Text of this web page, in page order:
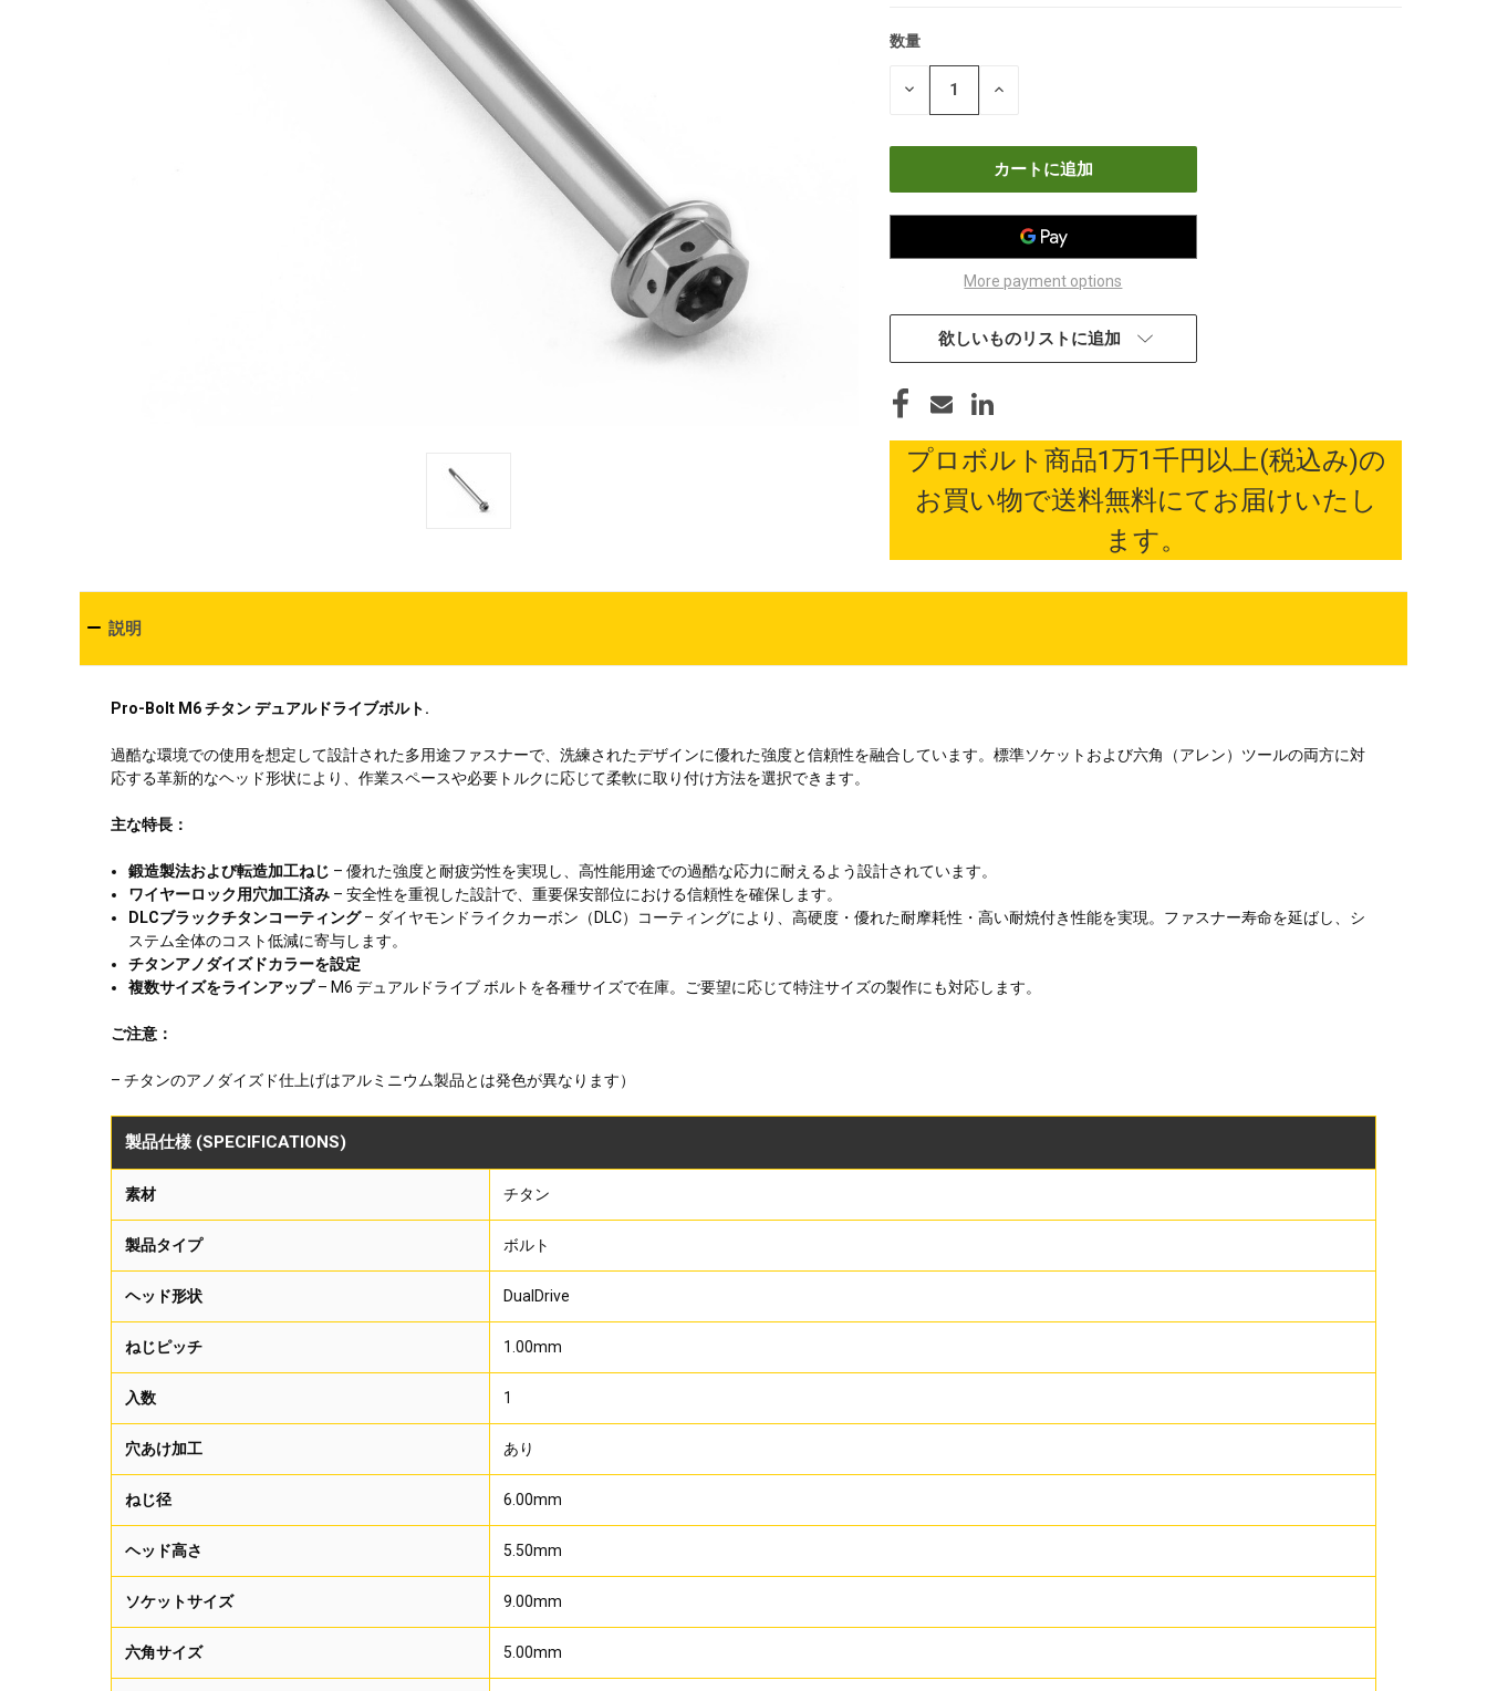
現
数量
数
ら
数
や
す
More payment options
欲しいものリストに追加
プロボルト商品1万1千円以上(税込み)の
お買い物で送料無料にてお届けいたし
ます。
説明
Pro-Bolt M6 チタン デュアルドライブボルト.
過酷な環境での使用を想定して設計された多用途ファスナーで、洗練されたデザインに優れた強度と信頼性を融合しています。標準ソケットおよび六角（アレン）ツールの両方に対
応する革新的なヘッド形状により、作業スペースや必要トルクに応じて柔軟に取り付け方法を選択できます。
主な特長：
鍛造製法および転造加工ねじ – 優れた強度と耐疲労性を実現し、高性能用途での過酷な応力に耐えるよう設計されています。
ワイヤーロック用穴加工済み – 安全性を重視した設計で、重要保安部位における信頼性を確保します。
DLCブラックチタンコーティング– ダイヤモンドライクカーボン（DLC）コーティングにより、高硬度・優れた耐摩耗性・高い耐焼付き性能を実現。ファスナー寿命を延ばし、シ
ステム全体のコスト低減に寄与します。
チタンアノダイズドカラーを設定
複数サイズをラインアップ– M6 デュアルドライブ ボルトを各種サイズで在庫。ご要望に応じて特注サイズの製作にも対応します。
ご注意：
– チタンのアノダイズド仕上げはアルミニウム製品とは発色が異なります）
製品仕様 (SPECIFICATIONS)
素材 チタン
製品タイプ ボルト
ヘッド形状 DualDrive
ねじピッチ 1.00mm
入数 1
穴あけ加工 あり
ねじ径 6.00mm
ヘッド高さ 5.50mm
ソケットサイズ 9.00mm
六角サイズ 5.00mm